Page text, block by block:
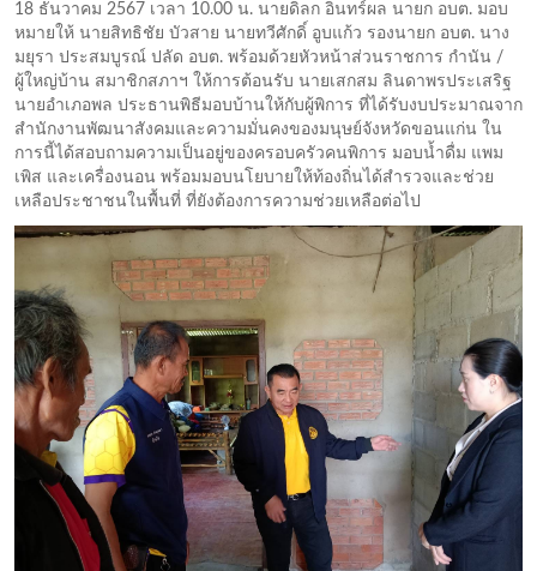
18 ธันวาคม 2567 เวลา 10.00 น. นายดิลก อินทร์ผล นายก อบต. มอบ
หมายให้ นายสิทธิชัย บัวสาย นายทวีศักดิ์ อูบแก้ว รองนายก อบต. นาง
มยุรา ประสมบูรณ์ ปลัด อบต. พร้อมด้วยหัวหน้าส่วนราชการ กำนัน /
ผู้ใหญ่บ้าน สมาชิกสภาฯ ให้การต้อนรับ นายเสกสม ลินดาพรประเสริฐ
นายอำเภอพล ประธานพิธีมอบบ้านให้กับผู้พิการ ที่ได้รับงบประมาณจาก
สำนักงานพัฒนาสังคมและความมั่นคงของมนุษย์จังหวัดขอนแก่น ใน
การนี้ได้สอบถามความเป็นอยู่ของครอบครัวคนพิการ มอบน้ำดื่ม แพม
เพิส และเครื่องนอน พร้อมมอบนโยบายให้ท้องถิ่นได้สำรวจและช่วย
เหลือประชาชนในพื้นที่ ที่ยังต้องการความช่วยเหลือต่อไป